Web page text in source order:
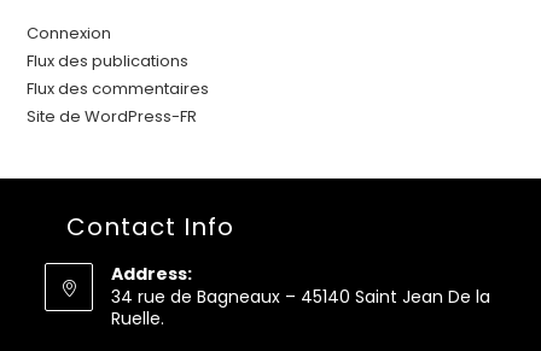
Connexion
Flux des publications
Flux des commentaires
Site de WordPress-FR
Contact Info
Address:
34 rue de Bagneaux – 45140 Saint Jean De la
Ruelle.